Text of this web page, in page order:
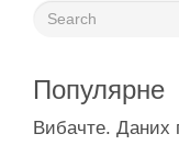
Популярне
Вибачте. Даних